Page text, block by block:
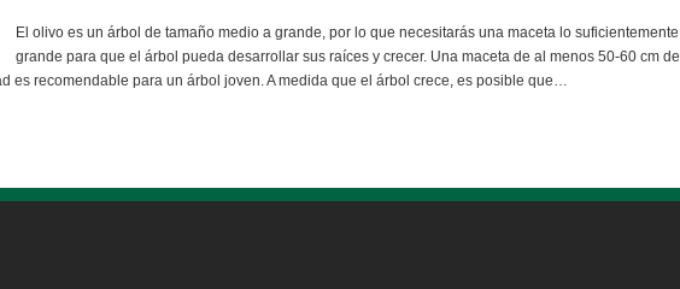
El olivo es un árbol de tamaño medio a grande, por lo que necesitarás una maceta lo suficientemente
grande para que el árbol pueda desarrollar sus raíces y crecer. Una maceta de al menos 50-60 cm de
es recomendable para un árbol joven. A medida que el árbol crece, es posible que…